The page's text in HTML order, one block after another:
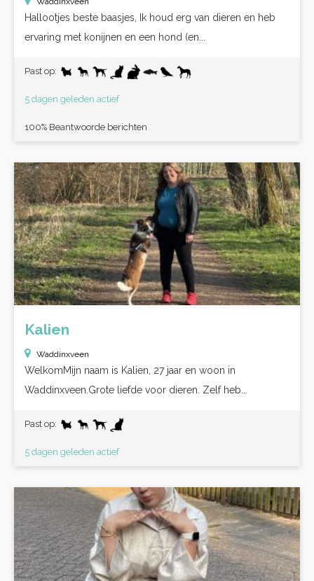
Hallootjes beste baasjes, Ik houd erg van dieren en heb
ervaring met konijnen en een hond (en...
Past op:
5 dagen geleden actief
100% Beantwoorde berichten
Kalien
Waddinxveen
WelkomMijn naam is Kalien, 27 jaar en woon in
Waddinxveen.Grote liefde voor dieren. Zelf heb...
Past op:
5 dagen geleden actief